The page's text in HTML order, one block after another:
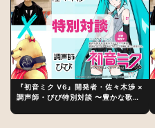
『初音ミク V6』開発者・佐々木渉 ×
調声師・びび特別対談 〜豊かな歌声